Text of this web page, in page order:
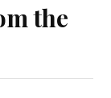
the